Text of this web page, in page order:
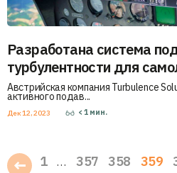
Разработана система
турбулентности для
Австрийская компания Turbulence
активного подав...
Дек 12, 2023 < 1 мин.
1 … 357 358 359